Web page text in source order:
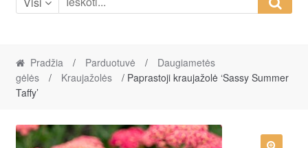
Pradžia / Parduotuvė /
Daugiametės
gėlės
/ Kraujažolės
/ Paprastoji kraujažolė ‘Sassy Summer
Taffy’